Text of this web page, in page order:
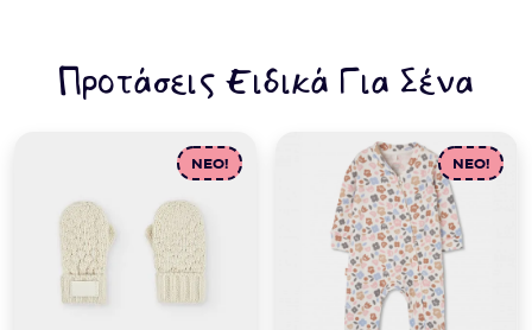
Προτάσεις Ειδικά Για Σένα
NEO! NEO!